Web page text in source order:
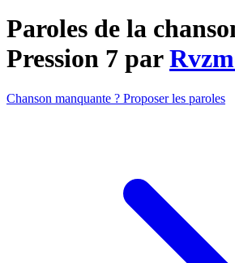
Paroles de la
Pression 7 par
Chanson manquante ? Proposer les paroles